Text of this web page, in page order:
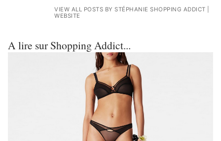
VIEW ALL POSTS BY STÉPHANIE SHOPPING ADDICT
WEBSITE
A lire sur Shopping Addict...